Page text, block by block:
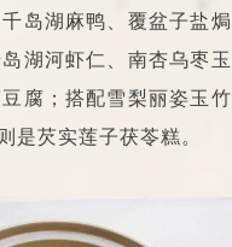
岛湖麻鸭、覆盆子盐焗
湖河虾仁、南杏乌枣玉
腐；搭配雪梨丽姿玉竹
芡实莲子茯苓糕。